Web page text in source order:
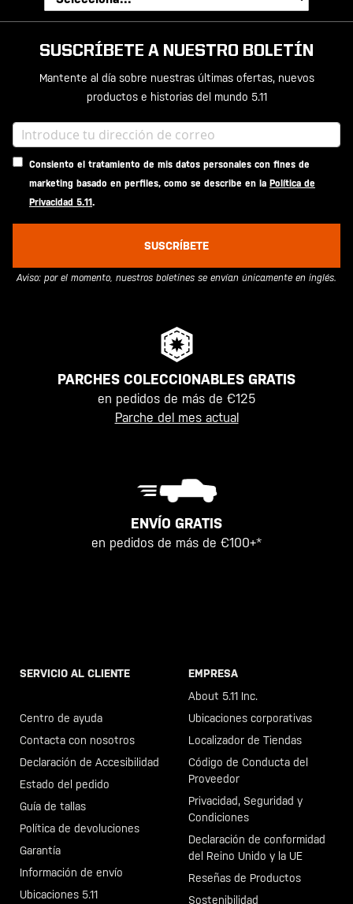
SUSCRÍBETE A NUESTRO BOLETÍN
Mantente al día sobre nuestras últimas ofertas, nuevos
productos e historias del mundo 5.11
Consiento el tratamiento de mis datos personales con fines de
marketing basado en perfiles, como se describe en la Política de
Privacidad 5.11.
SUSCRÍBETE
Aviso: por el momento, nuestros boletines se envían únicamente en inglés.
PARCHES COLECCIONABLES GRATIS
en pedidos de más de €125
Parche del mes actual
ENVÍO GRATIS
en pedidos de más de €100+*
SERVICIO AL CLIENTE
Centro de ayuda
Contacta con nosotros
Declaración de Accesibilidad
Estado del pedido
Guía de tallas
Política de devoluciones
Garantía
Información de envío
Ubicaciones 5.11
EMPRESA
About 5.11 Inc.
Ubicaciones corporativas
Localizador de Tiendas
Código de Conducta del
Proveedor
Privacidad, Seguridad y
Condiciones
Declaración de conformidad
del Reino Unido y la UE
Reseñas de Productos
Sostenibilidad